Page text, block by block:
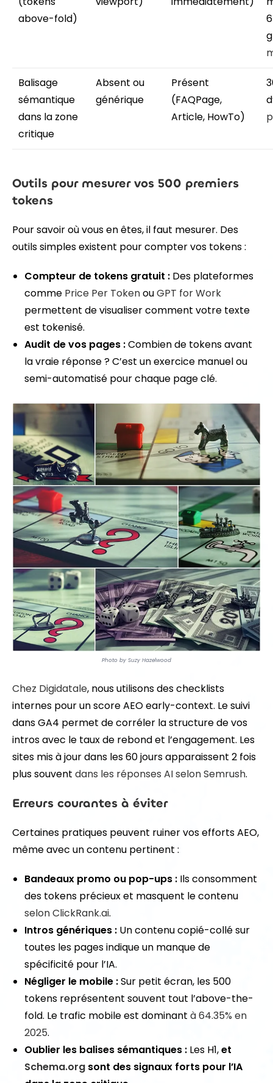
above-fold)
Balisage
sémantique
dans la zone
critique
Absent ou
générique
Présent
(FAQPage,
Article, HowTo)
Outils pour mesurer vos 500 premiers
tokens
Pour savoir où vous en êtes, il faut mesurer. Des
outils simples existent pour compter vos tokens :
Compteur de tokens gratuit : Des plateformes
comme Price Per TokenouGPT for Work
permettent de visualiser comment votre texte
est tokenisé.
Audit de vos pages :Combien de tokens avant
la vraie réponse ? C’est un exercice manuel ou
semi-automatisé pour chaque page clé.
Photo by Suzy Hazelwood
Chez Digidatale, nous utilisons des checklists
internes pour un score AEO early-context. Le suivi
dans GA4 permet de corréler la structure de vos
intros avec le taux de rebond et l’engagement. Les
sites mis à jour dans les 60 jours apparaissent 2 fois
plus souvent dans les réponses AIselon Semrush.
Erreurs courantes à éviter
Certaines pratiques peuvent ruiner vos efforts AEO,
même avec un contenu pertinent :
Bandeaux promo ou pop-ups : Ils consomment
des tokens précieux et masquent le contenu
selon ClickRank.ai.
Intros génériques : Un contenu copié-collé sur
toutes les pages indique un manque de
spécificité pour l’IA.
Négliger le mobile :Sur petit écran, les 500
tokens représentent souvent tout l’above-the-
fold. Le trafic mobile est dominant à 64.35% en
2025.
Oublier les balises sémantiques : Les H1,et
Schema.org sont des signaux forts pour l’IA